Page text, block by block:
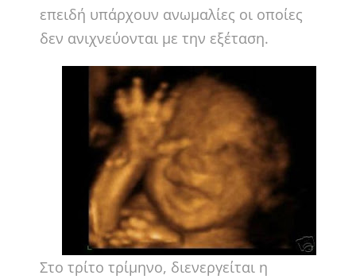
επειδή υπάρχουν ανωμαλίες οι οποίες
δεν ανιχνεύονται με την εξέταση.
Στο τρίτο τρίμηνο, διενεργείται η